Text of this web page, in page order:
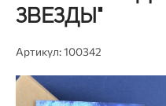
ЗВЕЗДЫ"
Артикул: 100342